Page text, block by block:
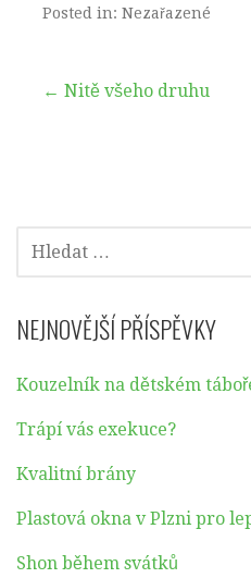
Posted in: Nezařazené
Navigace
← Nitě všeho druhu
VYHLEDÁVÁNÍ
NEJNOVĚJŠÍ PŘÍSPĚVKY
Kouzelník na dětském
Trápí vás exekuce?
Kvalitní brány
Plastová okna v Plzni pro
Shon během svátků